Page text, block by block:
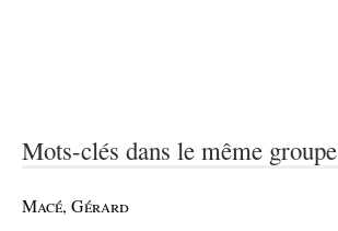
Mots-clés dans le même groupe
Macé, Gérard